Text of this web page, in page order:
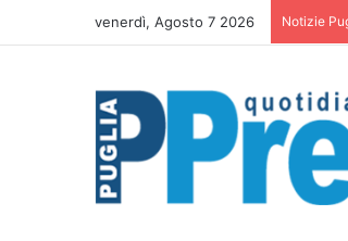
venerdì, Agosto 7 2026 Notizie